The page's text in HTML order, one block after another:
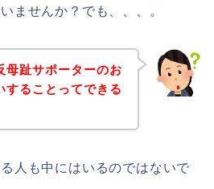
ませんか？でも、、、。
母趾サポーターのお
することってできる
人も中にはいるのではないで